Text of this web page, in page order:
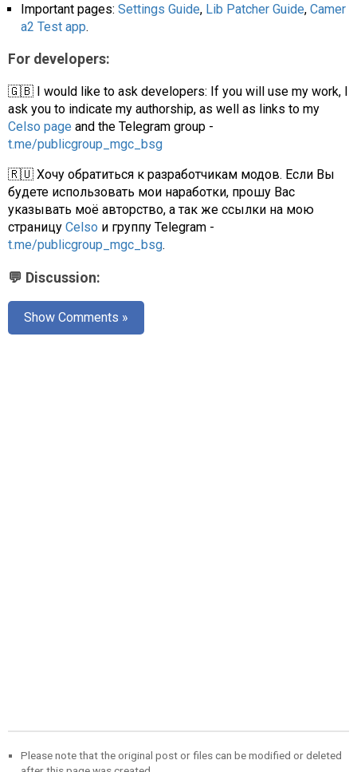
Important pages: Settings Guide, Lib Patcher Guide, Camer
a2 Test app.
For developers:
🇬🇧 I would like to ask developers: If you will use my work, I
ask you to indicate my authorship, as well as links to my
Celso page and the Telegram group -
t.me/publicgroup_mgc_bsg
🇷🇺 Хочу обратиться к разработчикам модов. Если Вы
будете использовать мои наработки, прошу Вас
указывать моё авторство, а так же ссылки на мою
страницу Celso и группу Telegram -
t.me/publicgroup_mgc_bsg.
💬 Discussion:
Show Comments »
Please note that the original post or files can be modified or deleted